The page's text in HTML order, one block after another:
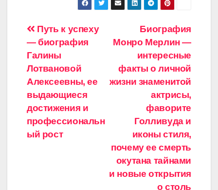
Навигация
по
записям
Биография
Монро Мерлин —
интересные
факты о личной
жизни знаменитой
актрисы,
фаворите
Голливуда и
иконы стиля,
почему ее смерть
окутана тайнами
и новые открытия
о столь
Путь к успеху
— биография
Галины
Лотвановой
Алексеевны, ее
выдающиеся
достижения и
профессиональн
ый рост